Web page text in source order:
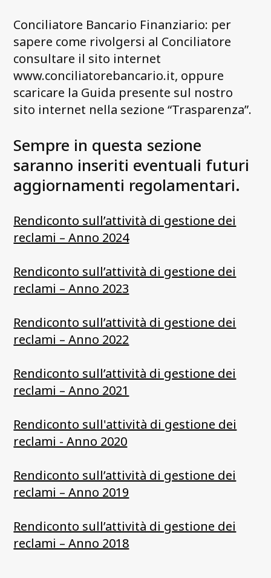
Conciliatore Bancario Finanziario: per
sapere come rivolgersi al Conciliatore
consultare il sito internet
www.conciliatorebancario.it, oppure
scaricare la Guida presente sul nostro
sito internet nella sezione “Trasparenza”.
Sempre in questa sezione
saranno inseriti eventuali futuri
aggiornamenti regolamentari.
Rendiconto sull’attività di gestione dei
reclami – Anno 2024
Rendiconto sull’attività di gestione dei
reclami – Anno 2023
Rendiconto sull’attività di gestione dei
reclami – Anno 2022
Rendiconto sull’attività di gestione dei
reclami – Anno 2021
Rendiconto sull'attività di gestione dei
reclami - Anno 2020
Rendiconto sull’attività di gestione dei
reclami – Anno 2019
Rendiconto sull’attività di gestione dei
reclami – Anno 2018